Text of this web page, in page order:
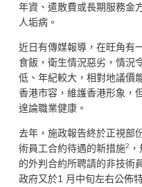
年資、遣散費或長期服務金
人垢病。
近日有傳媒報導，在旺角有
食飯，衛生情況惡劣，情況
低、年紀較大，相對地議價
香港市容，維護香港形象，
遑論職業健康。
去年，施政報告終於正視部
術員工合約待遇的新措施2，
的外判合約所聘請的非技術
政府又於1 月中旬左右公佈